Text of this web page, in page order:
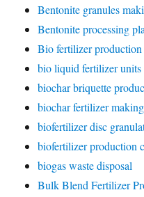
Bentonite granules
Bentonite processing
Bio fertilizer production
bio liquid fertilizer units
biochar briquette
biochar fertilizer
biofertilizer disc
biofertilizer production
biogas waste disposal
Bulk Blend Fertilizer